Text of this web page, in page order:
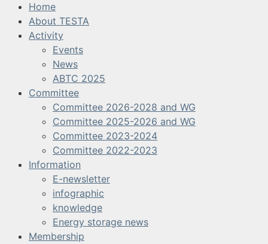
Home
About TESTA
Activity
Events
News
ABTC 2025
Committee
Committee 2026-2028 and WG
Committee 2025-2026 and WG
Committee 2023-2024
Committee 2022-2023
Information
E-newsletter
infographic
knowledge
Energy storage news
Membership